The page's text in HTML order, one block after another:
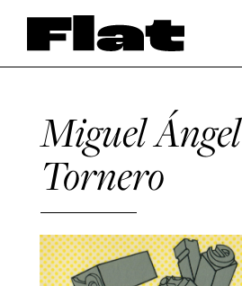
Miguel Ángel
Tornero